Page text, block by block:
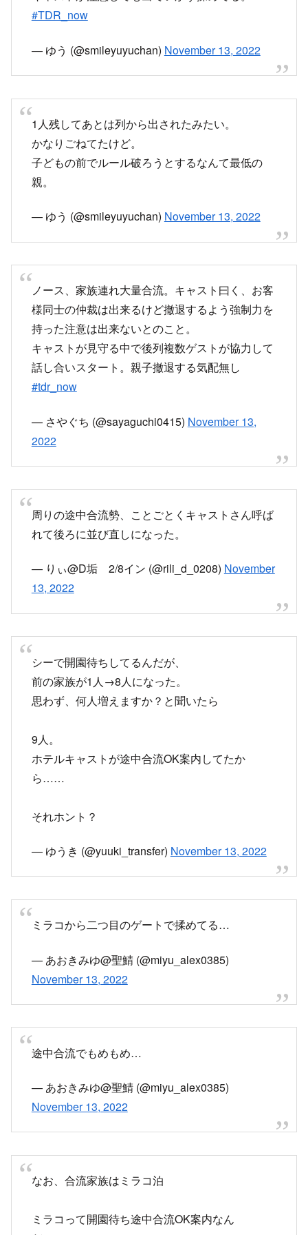
かなりごねてたけど。
親。
ノース、家族連れ大量合流。キャスト曰く、お客
様同士の仲裁は出来るけど撤退するよう強制力を
キャストが見守る中で後列複数ゲストが協力して
— さやぐち (@sayaguchi0415)November 13,
2022
周りの途中合流勢、ことごとくキャストさん呼ば
れて後ろに並び直しになった。
— りぃ@D垢 2/8イン (@rili_d_0208)November
13, 2022
シーで開園待ちしてるんだが、
前の家族が1人→8人になった。
9人。
ホテルキャストが途中合流OK案内してたか
ら……
それホント？
— ゆうき (@yuuki_transfer)November 13, 2022
ミラコから二つ目のゲートで揉めてる…
November 13, 2022
— あおきみゆ@聖鯖 (@miyu_alex0385)
ミラコって開園待ち途中合流OK案内なん
— ゆうき (@yuuki_transfer)
前の子連れ家族が途中合流してたので話しかけた
て……(真偽は不明#TDR_now